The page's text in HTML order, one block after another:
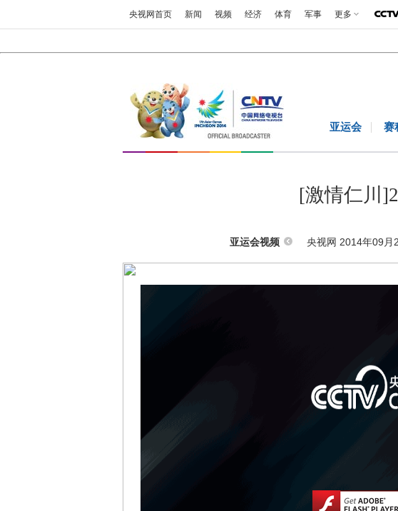
央视网首页 新闻 视频 经济 体育 军事 更多
亚运会 赛
[激情仁川
亚运会视频 央视网 2014年09月